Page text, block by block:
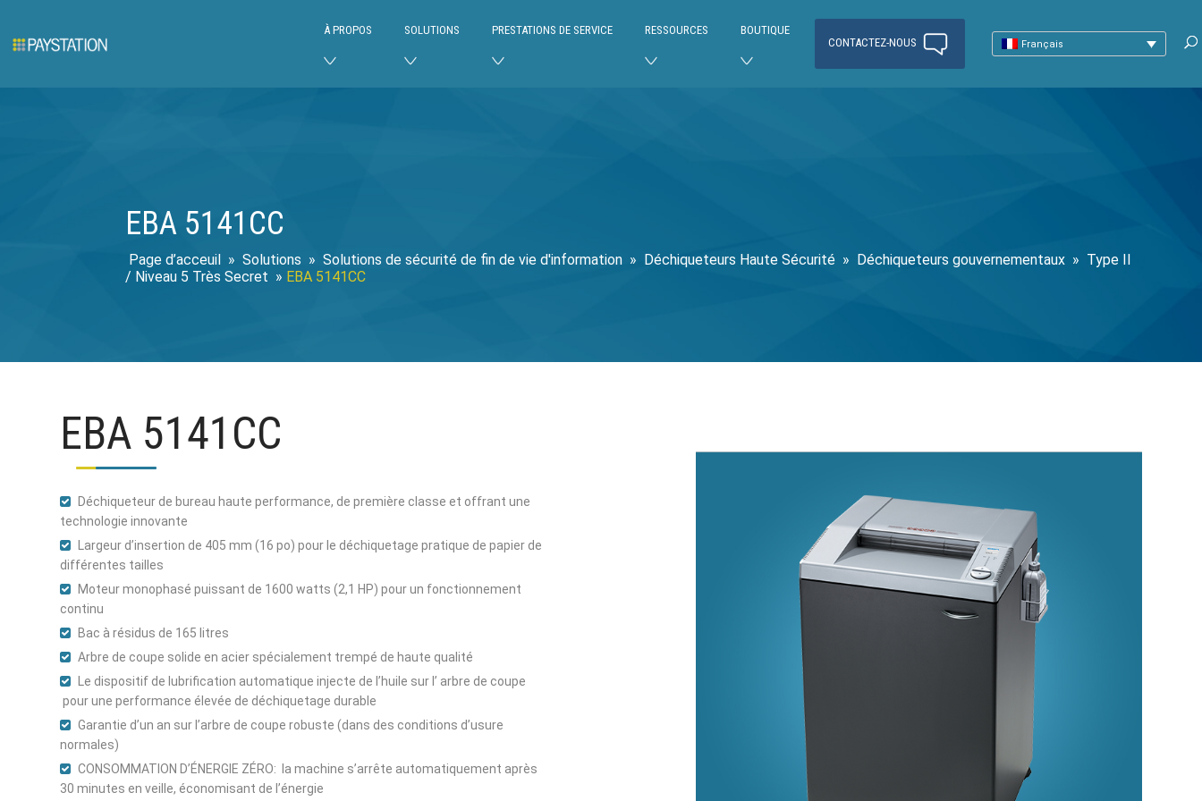
À PROPOS SOLUTIONS PRESTATIONS DE SERVICE RESSOURCES
BOUTIQUE
CONTACTEZ-NOUS
Français
EBA 5141CC
» Solutions » Solutions de sécurité de fin de vie d'information » Déchiqueteurs Haute Sécurité » Déchiqueteurs gouvernementaux » Type II
/ Niveau 5 Très Secret » EBA 5141CC
EBA 5141CC
Déchiqueteur de bureau haute performance, de première classe et offrant une
technologie innovante
Largeur d’insertion de 405 mm (16 po) pour le déchiquetage pratique de papier de
différentes tailles
Moteur monophasé puissant de 1600 watts (2,1 HP) pour un fonctionnement
continu
Bac à résidus de 165 litres
Arbre de coupe solide en acier spécialement trempé de haute qualité
Le dispositif de lubrification automatique injecte de l’huile sur l’ arbre de coupe
pour une performance élevée de déchiquetage durable
Garantie d’un an sur l’arbre de coupe robuste (dans des conditions d’usure
normales)
CONSOMMATION D’ÉNERGIE ZÉRO: la machine s’arrête automatiquement après
30 minutes en veille, économisant de l’énergie